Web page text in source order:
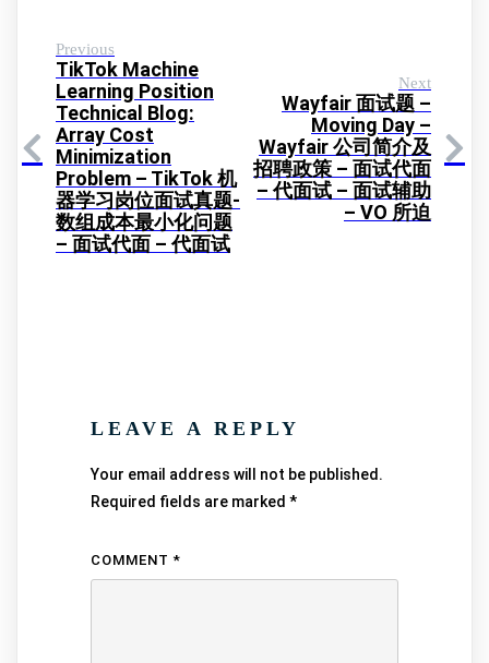
Previous
TikTok Machine
Learning Position
Technical Blog:
Array Cost
Minimization
Problem – TikTok 机
器学习岗位面试真题-
数组成本最小化问题
– 面试代面 – 代面试
Next
Wayfair 面试题 –
Moving Day –
Wayfair 公司简介及
招聘政策 – 面试代面
– 代面试 – 面试辅助
– VO 所迫
LEAVE A REPLY
Your email address will not be published.
Required fields are marked *
COMMENT *